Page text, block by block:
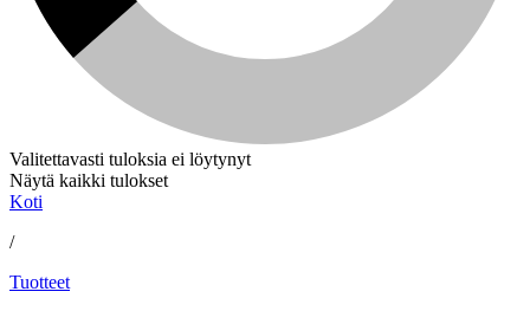
Valitettavasti tuloksia ei löytynyt
Näytä kaikki tulokset
Koti
/
Tuotteet